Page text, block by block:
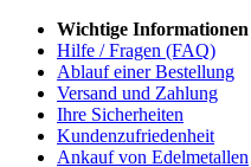
Wichtige Informationen
Hilfe / Fragen (FAQ)
Ablauf einer Bestellung
Versand und Zahlung
Ihre Sicherheiten
Kundenzufriedenheit
Ankauf von Edelmetallen